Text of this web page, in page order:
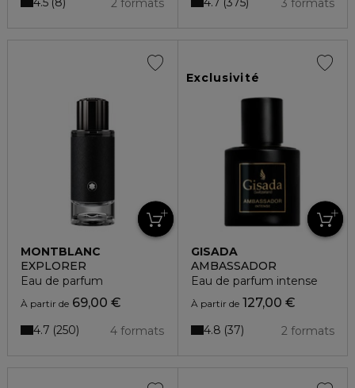
2 formats 3 formats
MONTBLANC
EXPLORER
Eau de parfum
À partir de 69,00 €
4 formats
4.7 250
Exclusivité
GISADA
AMBASSADOR
Eau de parfum intense
À partir de127,00 €
2 formats
4.8 37